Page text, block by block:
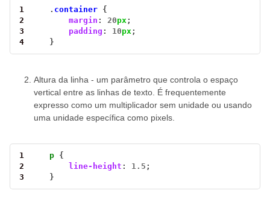
1
    .
container
2
margin : 20px
3
padding : 10px
4
    }
Altura da linha - um parâmetro que controla o espaço
vertical entre as linhas de texto. É frequentemente
expresso como um multiplicador sem unidade ou usando
uma unidade específica como pixels.
1 p
2
line-height : 1.5
3
    }